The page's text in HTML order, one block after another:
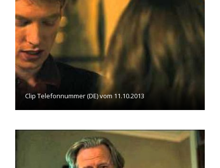
Clip Telefonnummer (DE) vom 11.10.2013